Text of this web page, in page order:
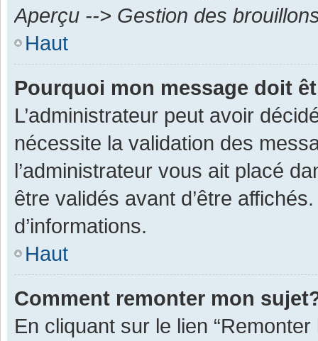
Aperçu --> Gestion des
Haut
Pourquoi mon message doit
L’administrateur peut avoir
nécessite la validation des
l’administrateur vous ait placé
être validés avant d’être
d’informations.
Haut
Comment remonter mon
En cliquant sur le lien